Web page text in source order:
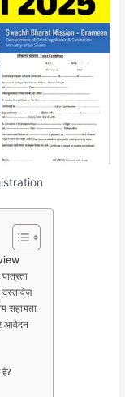
सहायता
आवेदन